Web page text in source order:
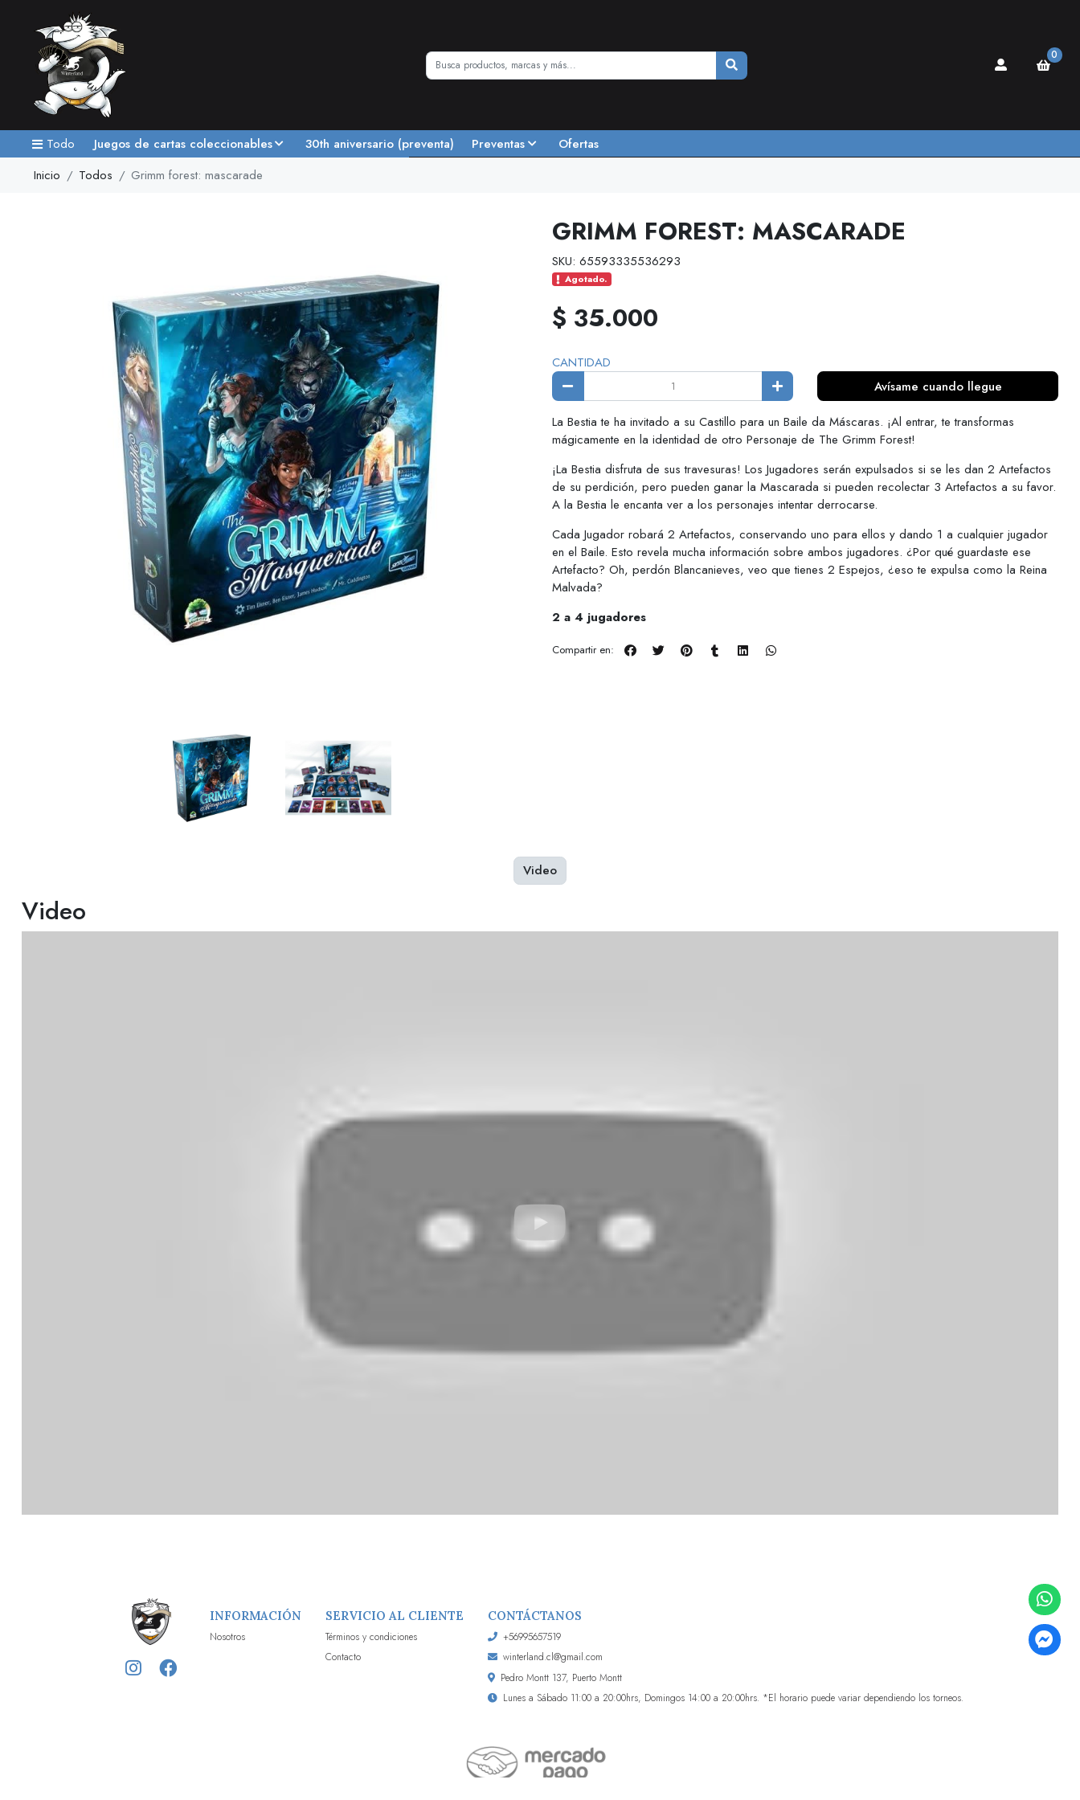
0
Todo Juegos de cartas coleccionables 30th aniversario (preventa) Preventas
Ofertas
Inicio
Todos Grimm forest: mascarade
GRIMM FOREST: MASCARADE
SKU: 65593335536293
Agotado.
$ 35.000
CANTIDAD
Avísame cuando llegue
La Bestia te ha invitado a su Castillo para un Baile da Máscaras. ¡Al entrar, te transformas
mágicamente en la identidad de otro Personaje de The Grimm Forest!
¡La Bestia disfruta de sus travesuras! Los Jugadores serán expulsados si se les dan 2 Artefactos
de su perdición, pero pueden ganar la Mascarada si pueden recolectar 3 Artefactos a su favor.
A la Bestia le encanta ver a los personajes intentar derrocarse.
Cada Jugador robará 2 Artefactos, conservando uno para ellos y dando 1 a cualquier jugador
en el Baile. Esto revela mucha información sobre ambos jugadores. ¿Por qué guardaste ese
Artefacto? Oh, perdón Blancanieves, veo que tienes 2 Espejos, ¿eso te expulsa como la Reina
Malvada?
2 a 4 jugadores
Compartir en:
Video
Video
INFORMACIÓN
Nosotros
SERVICIO AL CLIENTE
Términos y condiciones
Contacto
CONTÁCTANOS
+56995657519
winterland.cl@gmail.com
Pedro Montt 137, Puerto Montt
Lunes a Sábado 11:00 a 20:00hrs, Domingos 14:00 a 20:00hrs. *El horario puede variar dependiendo los torneos.